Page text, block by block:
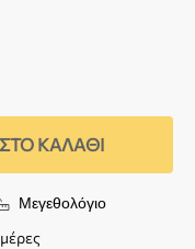
ΚΑΛΆΘΙ
Μεγεθολόγιο